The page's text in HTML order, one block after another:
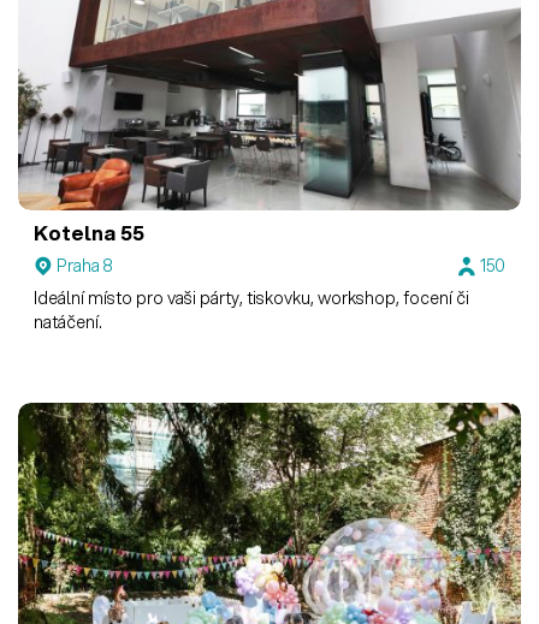
Kotelna 55
Praha 8
150
Ideální místo pro vaši párty, tiskovku, workshop, focení či
natáčení.